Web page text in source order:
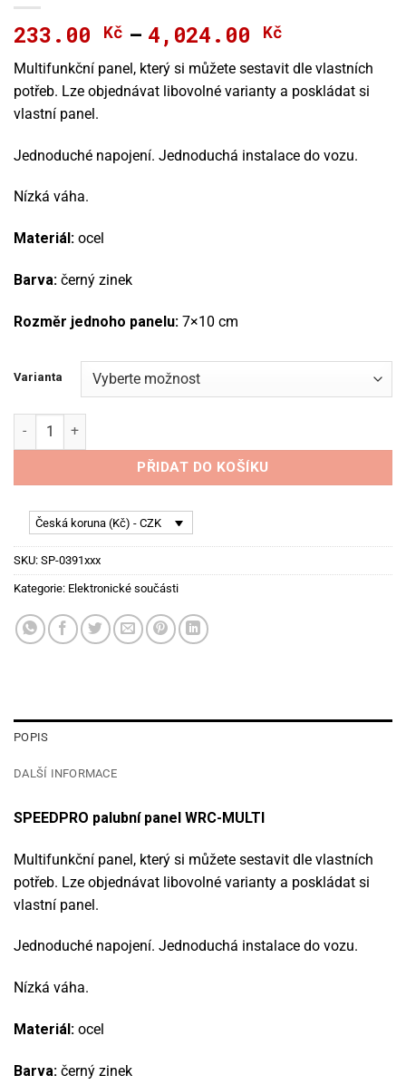
233.00 Kč – 4,024.00 Kč
233.00 Kč
až
Multifunkční panel, který si můžete sestavit dle vlastních
potřeb. Lze objednávat libovolné varianty a poskládat si
vlastní panel.
Jednoduché napojení. Jednoduchá instalace do vozu.
Nízká váha.
Materiál: ocel
Barva: černý zinek
Rozměr jednoho panelu: 7×10 cm
Varianta
SPEEDPRO palubní panel WRC-MULTI množství
PŘIDAT DO KOŠÍKU
Česká koruna (Kč) - CZK
SKU: SP-0391xxx
Kategorie: Elektronické součásti
POPIS
DALŠÍ INFORMACE
SPEEDPRO palubní panel WRC-MULTI
Multifunkční panel, který si můžete sestavit dle vlastních
potřeb. Lze objednávat libovolné varianty a poskládat si
vlastní panel.
Jednoduché napojení. Jednoduchá instalace do vozu.
Nízká váha.
Materiál: ocel
Barva: černý zinek